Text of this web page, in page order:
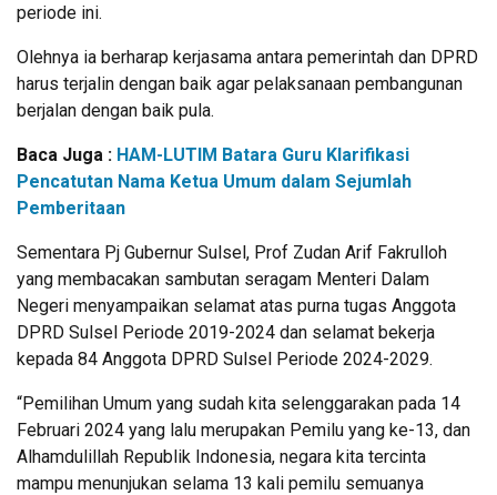
periode ini.
Olehnya ia berharap kerjasama antara pemerintah dan DPRD
harus terjalin dengan baik agar pelaksanaan pembangunan
berjalan dengan baik pula.
Baca Juga : HAM-LUTIM Batara Guru Klarifikasi
Pencatutan Nama Ketua Umum dalam Sejumlah
Pemberitaan
Sementara Pj Gubernur Sulsel, Prof Zudan Arif Fakrulloh
yang membacakan sambutan seragam Menteri Dalam
Negeri menyampaikan selamat atas purna tugas Anggota
DPRD Sulsel Periode 2019-2024 dan selamat bekerja
kepada 84 Anggota DPRD Sulsel Periode 2024-2029.
“Pemilihan Umum yang sudah kita selenggarakan pada 14
Februari 2024 yang lalu merupakan Pemilu yang ke-13, dan
Alhamdulillah Republik Indonesia, negara kita tercinta
mampu menunjukan selama 13 kali pemilu semuanya